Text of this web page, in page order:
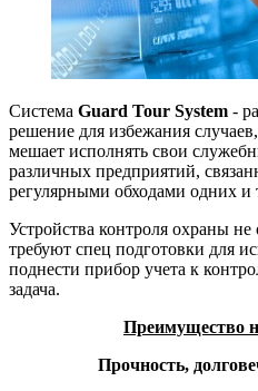
Система Guard Tour System -
решение для избежания
мешает исполнять свои
различных предприятий,
регулярными обходами одних и
Устройства контроля охраны
требуют спец подготовки для
поднести прибор учета к
задача.
Преимущество
Прочность,